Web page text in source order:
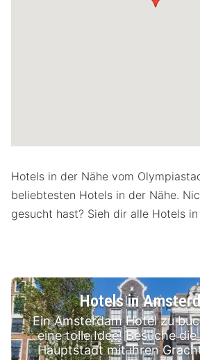
Hotels in der Nähe vom
beliebtesten Hotels in der Nähe.
gesucht hast? Sieh dir alle Hotels
Hotels in
Ein Amsterdam Hotel zu
eine tolle Idee! Besuche
Hauptstadt mit ihren